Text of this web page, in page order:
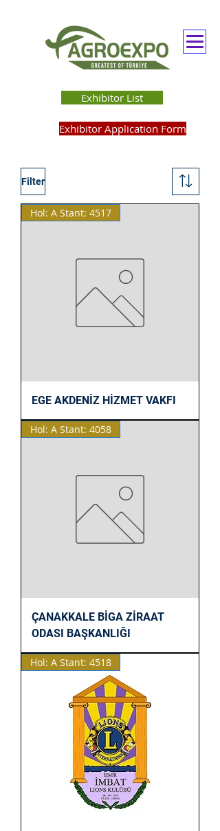
Exhibitor List
Exhibitor Application Form
Filter
Hol: A Stant: 4517
EGE AKDENİZ HİZMET VAKFI
Hol: A Stant: 4058
ÇANAKKALE BİGA ZİRAAT
ODASI BAŞKANLIĞI
Hol: A Stant: 4518